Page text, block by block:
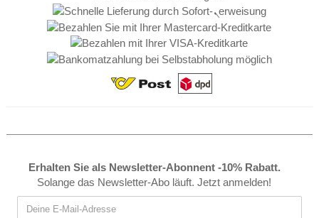
Erhalten Sie als Newsletter-Abonnent -10% Rabatt.
Solange das Newsletter-Abo läuft. Jetzt anmelden!